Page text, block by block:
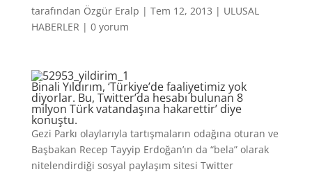
tarafından Özgür Eralp | Tem 12, 2013 | ULUSAL
HABERLER | 0 yorum
Binali Yıldırım, ‘Türkiye’de faaliyetimiz yok
diyorlar. Bu, Twitter’da hesabı bulunan 8
milyon Türk vatandaşına hakarettir’ diye
konuştu.
Gezi Parkı olaylarıyla tartışmaların odağına oturan ve
Başbakan Recep Tayyip Erdoğan’ın da “bela” olarak
nitelendirdiği sosyal paylaşım sitesi Twitter